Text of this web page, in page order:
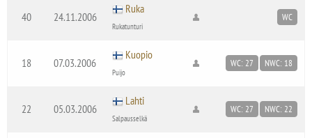
40 24.11.2006
Ruka
Rukatunturi
WC
18 07.03.2006
Kuopio
Puijo
WC: 27 NWC: 18
22 05.03.2006
Lahti
Salpausselkä
WC: 27 NWC: 22